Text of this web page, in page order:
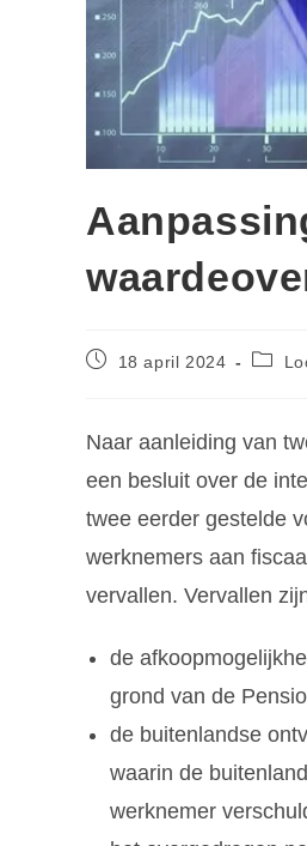
18 april 2024
Naar aanleiding van
een besluit over de
twee eerder gestelde
werknemers aan
vervallen. Vervallen
de
grond van de
de buitenlandse
waarin de
werknemer